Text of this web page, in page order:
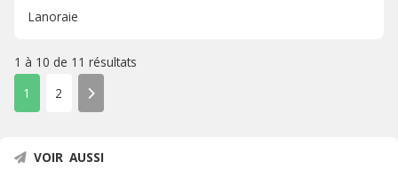
Lanoraie
1 à 10 de 11 résultats
1
2
VOIR AUSSI